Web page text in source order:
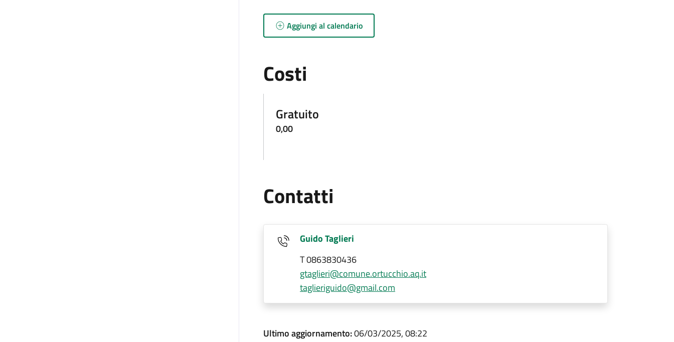
Aggiungi al calendario
Costi
Gratuito
0,00
Contatti
Guido Taglieri
T 0863830436
gtaglieri@comune.ortucchio.aq.it
taglieriguido@gmail.com
Ultimo aggiornamento:06/03/2025, 08:22